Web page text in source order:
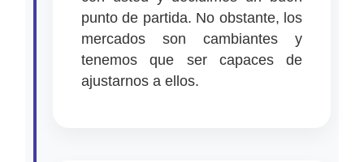
punto de partida. No obstante, los
mercados son cambiantes y
tenemos que ser capaces de
ajustarnos a ellos.